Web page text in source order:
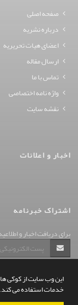
این وب سایت از کوکی ها
خدمات استفاده می کند.
صفحه اصلی
درباره نشریه
اعضای هیات تحریریه
ارسال مقاله
تماس با ما
واژه نامه اختصاصی
نقشه سایت
اخبار و اعلانات
اشتراک خبرنامه
برای دریافت اخبار و